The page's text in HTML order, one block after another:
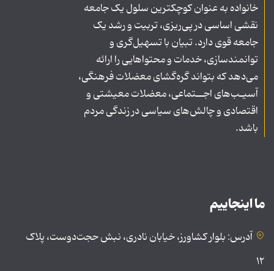
خانواده به عنوان کوچکترین سلول یک جامعه
نقشی اساسی در پی‌ریزی، تربیت و رشد یک
جامعه قوی دارد. تبیان با تسهیل‌گری و
توانمندسازی، خدمات و محتواهایی را ارائه
می‌دهد که بتواند گره‌گشای معضلات فرهنگی،
آسیـب‌های اجــتماعی، معضلات معیشتی و
اقتصادی و چالش‌های سیاسی در زندگی مردم
باشد.
ما اینجاییم
آدرس: بلوار کشاورز، خیابان نادری، نبش حجت‌دوست، پلاک
۱۲